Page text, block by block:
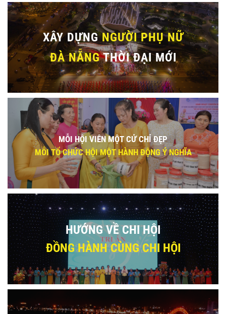
XÂY DỰNGNGƯỜI PHỤ NỮ
ĐÀ NẴNGTHỜI ĐẠI MỚI
MỖI HỘI VIÊN MỘT CỬ CHỈ ĐẸP
MỖI TỔ CHỨC HỘI MỘT HÀNH ĐỘNG Ý NGHĨA
HƯỚNG VỀ CHI HỘI
ĐỒNG HÀNH CÙNG CHI HỘI